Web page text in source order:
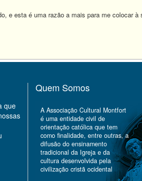
e esta é uma razão a mais para me colocar à
que
Quem Somos
A Associação Cultural Montfort
é uma entidade civil de
orientação católica que tem
como finalidade, entre outras, a
difusão do ensinamento
tradicional da Igreja e da
cultura desenvolvida pela
civilização cristã ocidental